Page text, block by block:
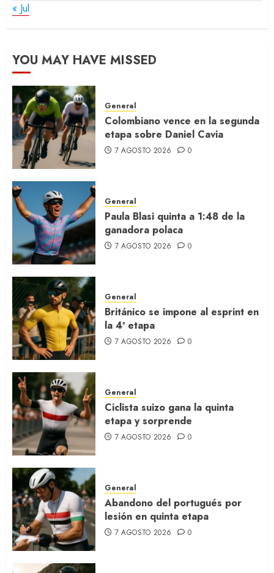
« Jul
YOU MAY HAVE MISSED
General
Colombiano vence en la segunda
etapa sobre Daniel Cavia
7 AGOSTO 2026 0
General
Paula Blasi quinta a 1:48 de la
ganadora polaca
7 AGOSTO 2026 0
General
Británico se impone al esprint en
la 4ª etapa
7 AGOSTO 2026 0
General
Ciclista suizo gana la quinta
etapa y sorprende
7 AGOSTO 2026 0
General
Abandono del portugués por
lesión en quinta etapa
7 AGOSTO 2026 0